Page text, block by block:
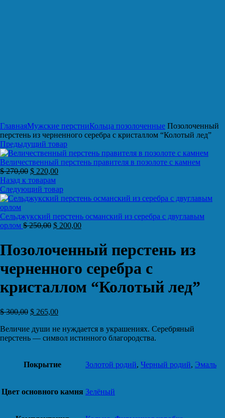
ГлавнаяМужские перстниКольца позолоченные Позолоченный
перстень из черненного серебра с кристаллом “Колотый лед”
Предыдущий товар
Величественный перстень правителя в позолоте с камнем
$270,00 $ 220,00
Назад к товарам
Следующий товар
Сельджукский перстень османский из серебра с двуглавым
орлом $250,00 $ 200,00
Позолоченный перстень из
черненного серебра с
кристаллом “Колотый лед”
$300,00 $ 265,00
Величие души не нуждается в украшениях. Серебряный
перстень — символ истинного благородства.
Покрытие Золотой родий, Черный родий, Эмаль
Цвет основного камня Зелёный